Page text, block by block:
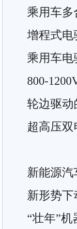
乘用车
增程式电
乘用车
800-
轮边驱动
超高压
新能源
新形势
“壮年”